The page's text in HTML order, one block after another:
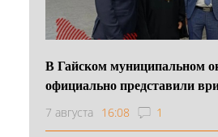
В Гайском муниципальном
официально представили
7 августа 16:08 1